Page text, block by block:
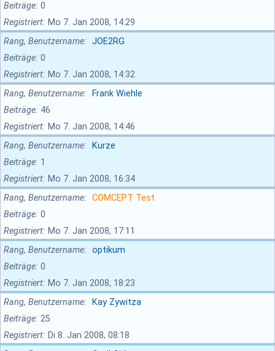
Beiträge 0
Registriert
Mo 7. Jan 2008, 14:29
Rang, Benutzername
JOE2RG
Beiträge 0
Registriert
Mo 7. Jan 2008, 14:32
Rang, Benutzername
Frank Wiehle
Beiträge 46
Registriert
Mo 7. Jan 2008, 14:46
Rang, Benutzername
Kurze
Beiträge 1
Registriert
Mo 7. Jan 2008, 16:34
Rang, Benutzername
COMCEPT Test
Beiträge 0
Registriert
Mo 7. Jan 2008, 17:11
Rang, Benutzername
optikum
Beiträge 0
Registriert
Mo 7. Jan 2008, 18:23
Rang, Benutzername
Kay Zywitza
Beiträge 25
Registriert
Di 8. Jan 2008, 08:18